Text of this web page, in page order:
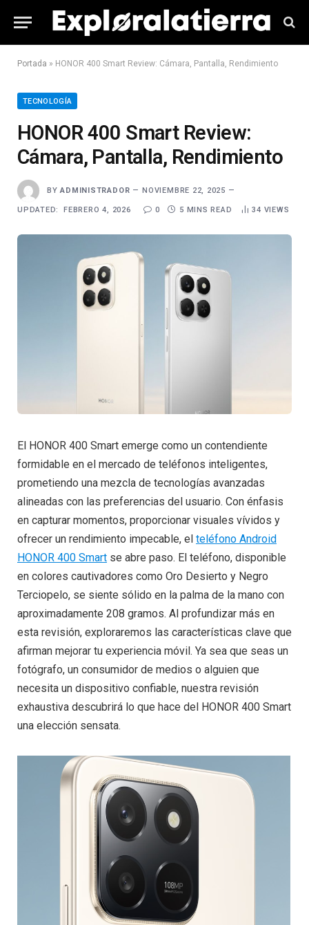
Portada » HONOR 400 Smart Review: Cámara, Pantalla, Rendimiento
TECNOLOGÍA
HONOR 400 Smart Review:
Cámara, Pantalla, Rendimiento
BY ADMINISTRADOR NOVIEMBRE 22, 2025
UPDATED: FEBRERO 4, 2026 0 5 MINS READ 34 VIEWS
El HONOR 400 Smart emerge como un contendiente
formidable en el mercado de teléfonos inteligentes,
prometiendo una mezcla de tecnologías avanzadas
alineadas con las preferencias del usuario. Con énfasis
en capturar momentos, proporcionar visuales vívidos y
ofrecer un rendimiento impecable, el teléfono Android
HONOR 400 Smart se abre paso. El teléfono, disponible
en colores cautivadores como Oro Desierto y Negro
Terciopelo, se siente sólido en la palma de la mano con
aproximadamente 208 gramos. Al profundizar más en
esta revisión, exploraremos las características clave que
afirman mejorar tu experiencia móvil. Ya sea que seas un
fotógrafo, un consumidor de medios o alguien que
necesita un dispositivo confiable, nuestra revisión
exhaustiva descubrirá lo que hace del HONOR 400 Smart
una elección sensata.